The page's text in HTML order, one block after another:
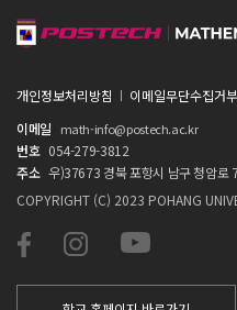
개인정보처리방침 이메일무단수집거부
이메일
math-info@postech.ac.kr
번호 054-279-3812
주소 우)37673 경북 포항시 남구 청암로
COPYRIGHT (C) 2023 POHANG